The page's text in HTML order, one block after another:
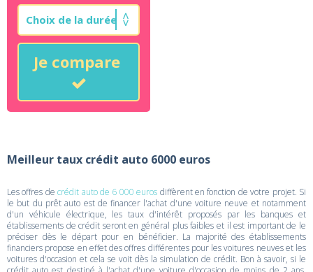
Je compare
Meilleur taux crédit auto 6000 euros
Les offres decrédit auto de 6 000 euros diffèrent en fonction de votre projet. Si
le but du prêt auto est de financer l'achat d'une voiture neuve et notamment
d'un véhicule électrique, les taux d'intérêt proposés par les banques et
établissements de crédit seront en général plus faibles et il est important de le
préciser dès le départ pour en bénéficier. La majorité des établissements
financiers propose en effet des offres différentes pour les voitures neuves et les
voitures d'occasion et cela se voit dès la simulation de crédit. Bon à savoir, si le